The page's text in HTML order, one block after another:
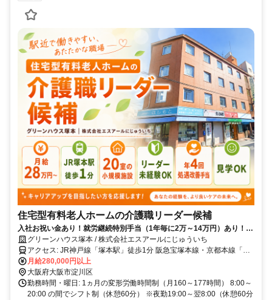
住宅型有料老人ホームの介護職リーダー候補
入社お祝い金あり！就労継続特別手当（1年毎に2万～14万円）あり！年
3回（3月・7月・11月）処遇改善加算手当支給！
グリーンハウス塚本 / 株式会社エスアールにじゅういち
アクセス: JR神戸線「塚本駅」徒歩1分 阪急宝塚本線・京都本線「十
三駅」徒歩19分
月給280,000円以上
大阪府大阪市淀川区
勤務時間・曜日: 1ヵ月の変形労働時間制（月160～177時間） 8:00～
20:00 の間でシフト制（休憩60分） ※夜勤19:00～翌8:00（休憩60分